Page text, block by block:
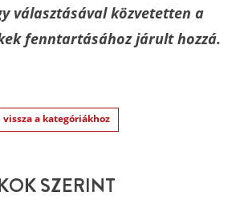
választásával közvetetten a
fenntartásához járult hozzá.
vissza a kategóriákhoz
SZERINT